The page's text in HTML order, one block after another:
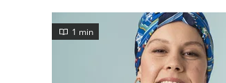
1 min